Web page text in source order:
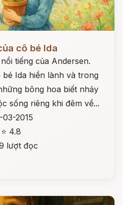
cô bé Ida
tiếng của Andersen.
Ida hiền lành và trong
bông hoa biết nhảy
sống riêng khi đêm về...
2015
⭐ 4.8
lượt đọc